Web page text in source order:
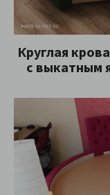
Круглая
с выкатным